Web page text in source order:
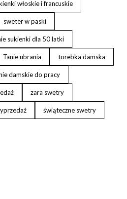
włoskie i francuskie
sweter w paski
sukienki dla 50 latki
Tanie ubrania torebka damska
damskie do pracy
zara swetry
świąteczne swetry